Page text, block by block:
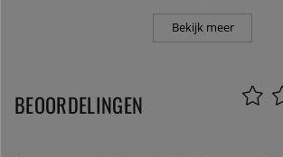
Bekijk meer
BEOORDELINGEN